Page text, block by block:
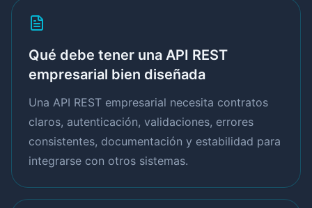
Qué debe tener una API REST
empresarial bien diseñada
Una API REST empresarial necesita contratos
claros, autenticación, validaciones, errores
consistentes, documentación y estabilidad para
integrarse con otros sistemas.